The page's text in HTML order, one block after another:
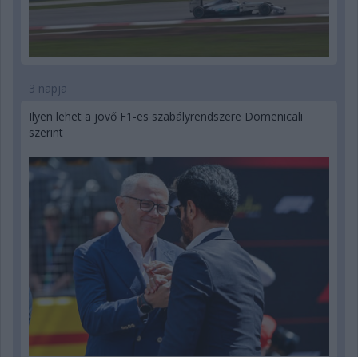
3 napja
Ilyen lehet a jövő F1-es szabályrendszere Domenicali
szerint